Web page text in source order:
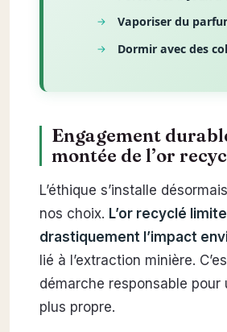
Vaporiser du
Dormir avec des
Engagement
montée de l’or
L’éthique s’installe
nos choix. L’or recyclé limite
drastiquement l’impact
lié à l’extraction minière.
démarche responsable pour
plus propre.